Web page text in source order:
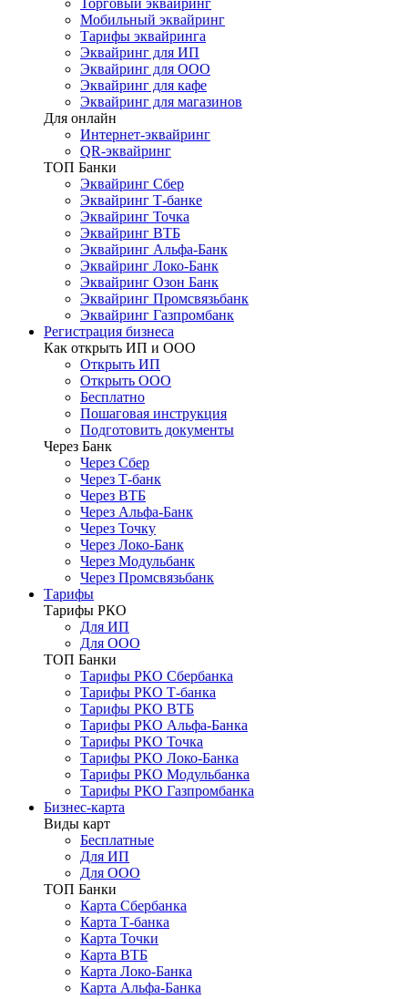
Торговый эквайринг
Мобильный эквайринг
Тарифы эквайринга
Эквайринг для ИП
Эквайринг для ООО
Эквайринг для кафе
Эквайринг для магазинов
Для онлайн
Интернет-эквайринг
QR-эквайринг
ТОП Банки
Эквайринг Сбер
Эквайринг Т-банке
Эквайринг Точка
Эквайринг ВТБ
Эквайринг Альфа-Банк
Эквайринг Локо-Банк
Эквайринг Озон Банк
Эквайринг Промсвязьбанк
Эквайринг Газпромбанк
Регистрация бизнеса
Как открыть ИП и ООО
Открыть ИП
Открыть ООО
Бесплатно
Пошаговая инструкция
Подготовить документы
Через Банк
Через Сбер
Через Т-банк
Через ВТБ
Через Альфа-Банк
Через Точку
Через Локо-Банк
Через Модульбанк
Через Промсвязьбанк
Тарифы
Тарифы РКО
Для ИП
Для ООО
ТОП Банки
Тарифы РКО Сбербанка
Тарифы РКО Т-банка
Тарифы РКО ВТБ
Тарифы РКО Альфа-Банка
Тарифы РКО Точка
Тарифы РКО Локо-Банка
Тарифы РКО Модульбанка
Тарифы РКО Газпромбанка
Бизнес-карта
Виды карт
Бесплатные
Для ИП
Для ООО
ТОП Банки
Карта Сбербанка
Карта Т-банка
Карта Точки
Карта ВТБ
Карта Локо-Банка
Карта Альфа-Банка